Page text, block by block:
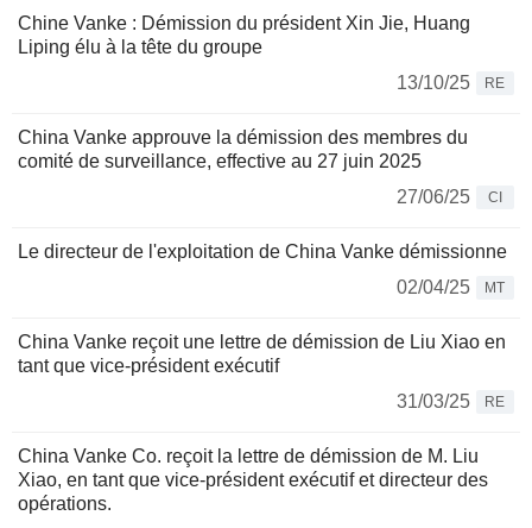
Chine Vanke : Démission du président Xin Jie, Huang
Liping élu à la tête du groupe
13/10/25
RE
China Vanke approuve la démission des membres du
comité de surveillance, effective au 27 juin 2025
27/06/25
CI
Le directeur de l'exploitation de China Vanke démissionne
02/04/25
MT
China Vanke reçoit une lettre de démission de Liu Xiao en
tant que vice-président exécutif
31/03/25
RE
China Vanke Co. reçoit la lettre de démission de M. Liu
Xiao, en tant que vice-président exécutif et directeur des
opérations.